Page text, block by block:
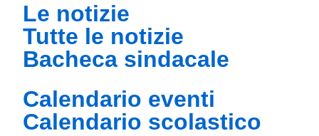
le notizie
tutte le notizie
bacheca sindacale
calendario eventi
calendario scolastico